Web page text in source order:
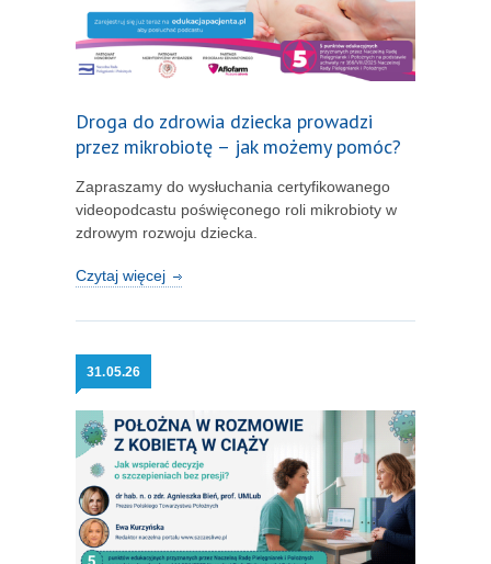
Droga do zdrowia dziecka prowadzi
przez mikrobiotę – jak możemy pomóc?
Zapraszamy do wysłuchania certyfikowanego
videopodcastu poświęconego roli mikrobioty w
zdrowym rozwoju dziecka.
Czytaj więcej
31.05.26